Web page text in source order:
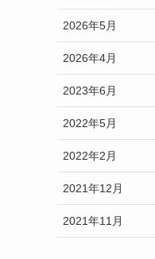
2026年5月
2026年4月
2023年6月
2022年5月
2022年2月
2021年12月
2021年11月